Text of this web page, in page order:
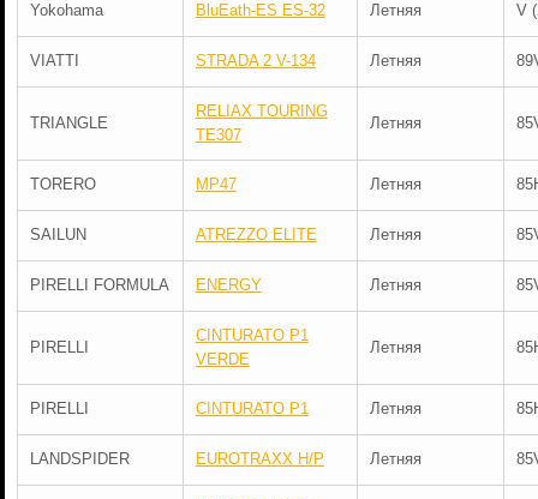
Yokohama BluEath-ES ЕS-32 Летняя V
VIATTI STRADA 2 V-134 Летняя
TRIANGLE
RELIAX TOURING
TE307
Летняя
TORERO MP47 Летняя
SAILUN ATREZZO ELITE Летняя
PIRELLI FORMULA ENERGY Летняя
PIRELLI
CINTURATO P1
VERDE
Летняя
PIRELLI CINTURATO P1 Летняя
LANDSPIDER EUROTRAXX H/P Летняя